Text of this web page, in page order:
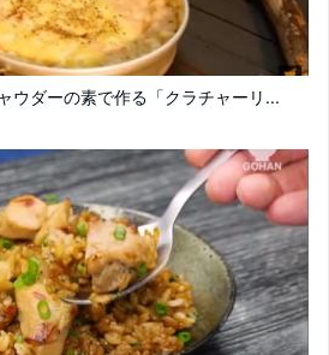
ウダーの素で作る「クラチャーリ...